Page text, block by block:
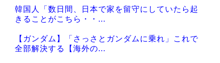
韓国人「数日間、日本で家を留守にしていたら起
きることがこちら・・...
【ガンダム】「さっさとガンダムに乗れ」これで
全部解決する【海外の...